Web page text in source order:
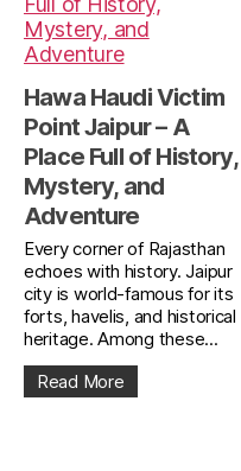
Hawa Haudi Victim
Point Jaipur – A
Place Full of History,
Mystery, and
Adventure
Every corner of Rajasthan
echoes with history. Jaipur
city is world-famous for its
forts, havelis, and historical
heritage. Among these...
Read More